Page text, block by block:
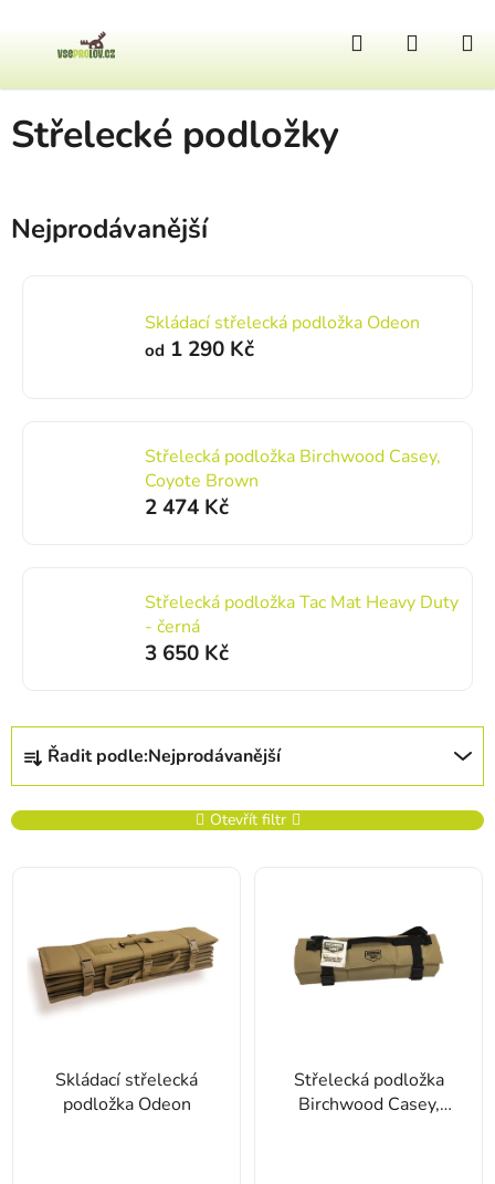
Hledat
Domů
Střelecké podložky
Nejprodávanější
Skládací střelecká podložka Odeon
od 1 290 Kč
Střelecká podložka Birchwood Casey,
Coyote Brown
2 474 Kč
Střelecká podložka Tac Mat Heavy Duty
- černá
3 650 Kč
Řazení produktů
Řadit podle:Nejprodávanější
Otevřít filtr
Skládací střelecká
podložka Odeon
Střelecká podložka
Birchwood Casey,